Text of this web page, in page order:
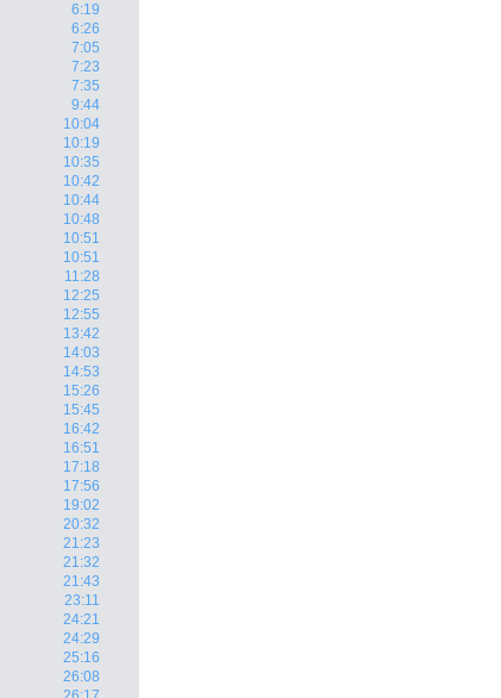
6:19
6:26
7:05
7:23
7:35
9:44
10:04
10:19
10:35
10:42
10:44
10:48
10:51
10:51
11:28
12:25
12:55
13:42
14:03
14:53
15:26
15:45
16:42
16:51
17:18
17:56
19:02
20:32
21:23
21:32
21:43
23:11
24:21
24:29
25:16
26:08